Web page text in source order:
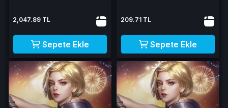
2,047.89 TL
Sepete Ekle
209.71 TL
Sepete Ekle